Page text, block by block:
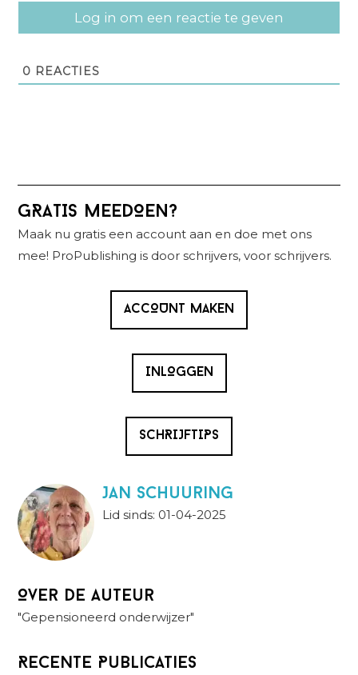
Log in om een reactie te geven
0 REACTIES
Primaire
Sidebar
GRATIS MEEDOEN?
Maak nu gratis een account aan en doe met ons
mee! ProPublishing is door schrijvers, voor schrijvers.
ACCOUNT MAKEN
INLOGGEN
SCHRIJFTIPS
Jan Schuuring
Lid sinds: 01-04-2025
Over de auteur
"Gepensioneerd onderwijzer"
Recente Publicaties